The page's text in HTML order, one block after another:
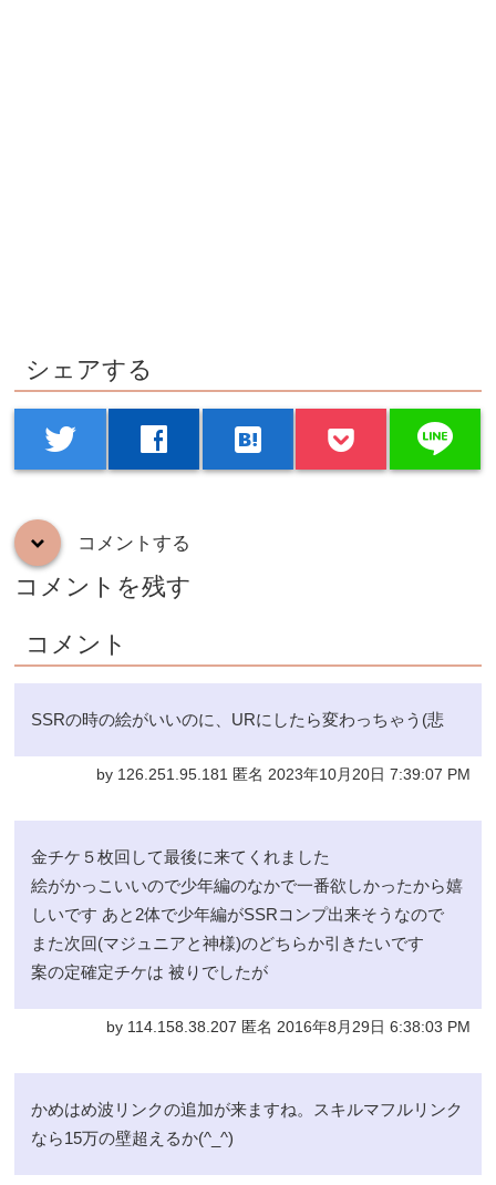
シェアする
twitter facebook hatenabookmark line
down コメントする
コメントを残す
コメント
SSRの時の絵がいいのに、URにしたら変わっちゃう(悲
by 126.251.95.181 匿名 2023年10月20日 7:39:07 PM
金チケ５枚回して最後に来てくれました
絵がかっこいいので少年編のなかで一番欲しかったから嬉
しいです あと2体で少年編がSSRコンプ出来そうなので
また次回(マジュニアと神様)のどちらか引きたいです
案の定確定チケは 被りでしたが
by 114.158.38.207 匿名 2016年8月29日 6:38:03 PM
かめはめ波リンクの追加が来ますね。スキルマフルリンク
なら15万の壁超えるか(^_^)